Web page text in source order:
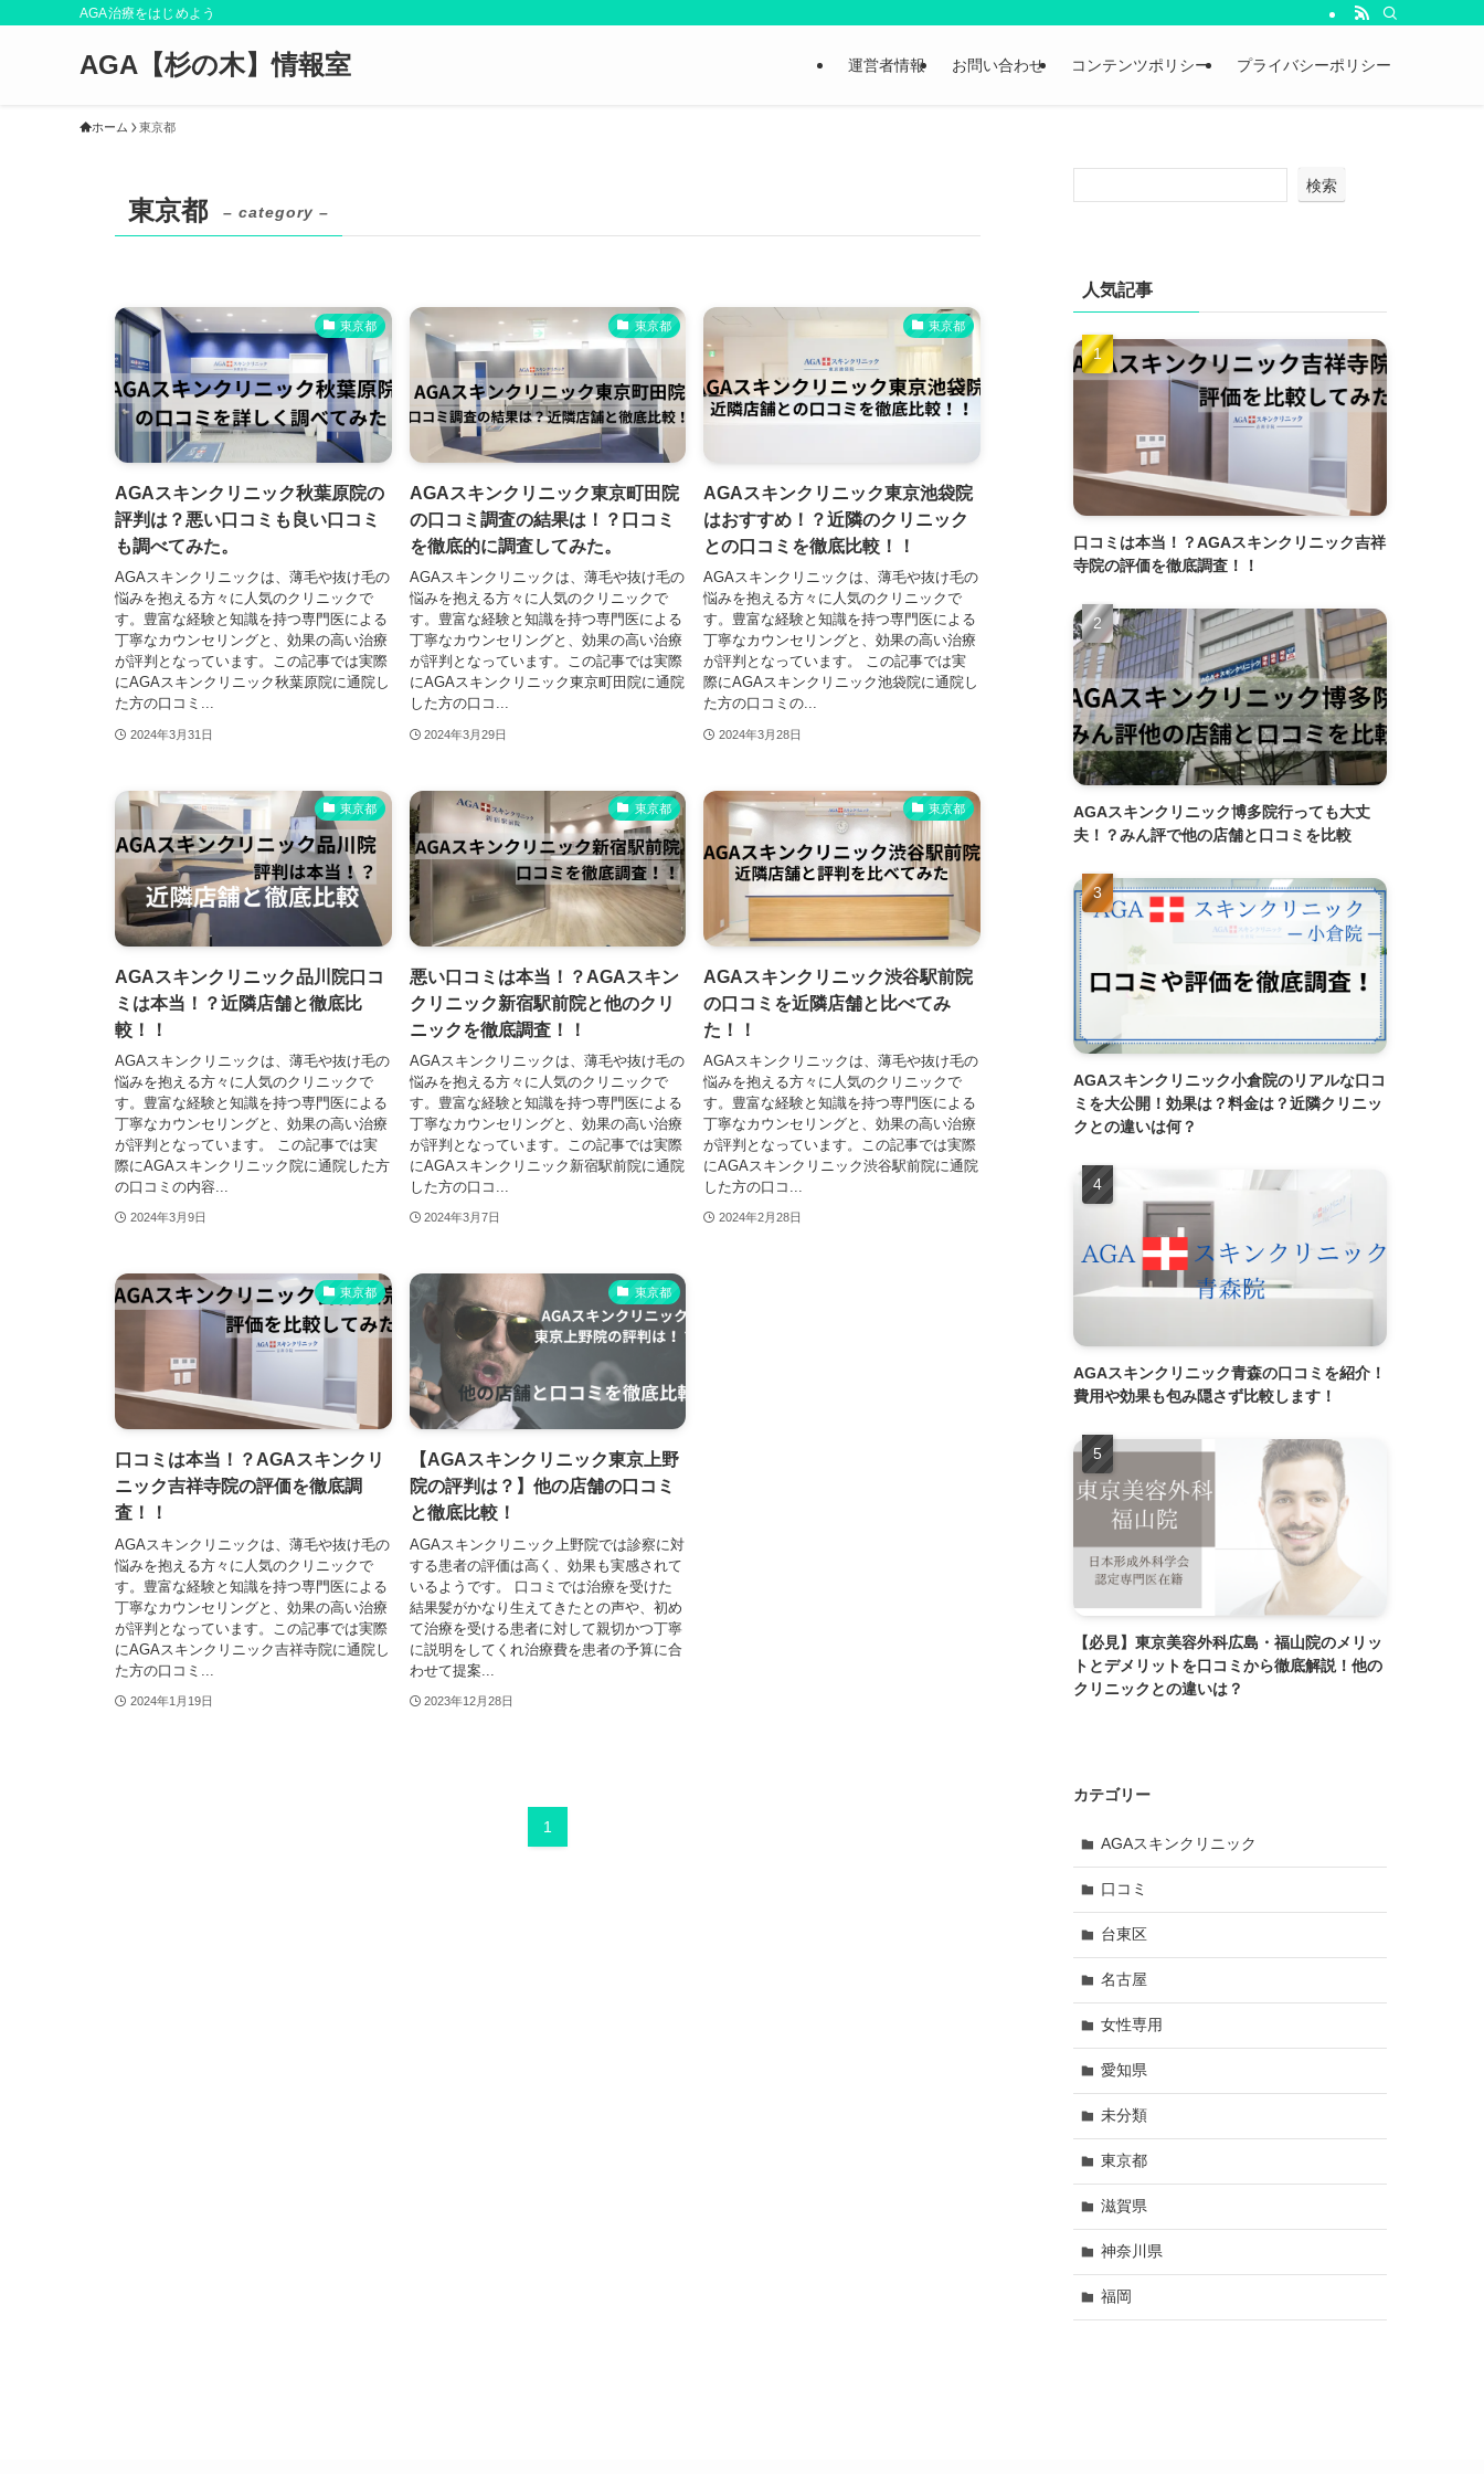
AGA治療をはじめよう
AGA【杉の木】情報室 運営者情報 お問い合わせ コンテンツポリシー プライバシーポリシー
ホーム 東京都
東京都 – category –
東京都
AGAスキンクリニック秋葉原院の
評判は？悪い口コミも良い口コミ
も調べてみた。
AGAスキンクリニックは、薄毛や抜け毛の
悩みを抱える方々に人気のクリニックで
す。豊富な経験と知識を持つ専門医による
丁寧なカウンセリングと、効果の高い治療
が評判となっています。この記事では実際
にAGAスキンクリニック秋葉原院に通院し
た方の口コミ...
2024年3月31日
東京都
AGAスキンクリニック東京町田院
の口コミ調査の結果は！？口コミ
を徹底的に調査してみた。
AGAスキンクリニックは、薄毛や抜け毛の
悩みを抱える方々に人気のクリニックで
す。豊富な経験と知識を持つ専門医による
丁寧なカウンセリングと、効果の高い治療
が評判となっています。この記事では実際
にAGAスキンクリニック東京町田院に通院
した方の口コ...
2024年3月29日
東京都
AGAスキンクリニック東京池袋院
はおすすめ！？近隣のクリニック
との口コミを徹底比較！！
AGAスキンクリニックは、薄毛や抜け毛の
悩みを抱える方々に人気のクリニックで
す。豊富な経験と知識を持つ専門医による
丁寧なカウンセリングと、効果の高い治療
が評判となっています。 この記事では実
際にAGAスキンクリニック池袋院に通院し
た方の口コミの...
2024年3月28日
東京都
AGAスキンクリニック品川院口コ
ミは本当！？近隣店舗と徹底比
較！！
AGAスキンクリニックは、薄毛や抜け毛の
悩みを抱える方々に人気のクリニックで
す。豊富な経験と知識を持つ専門医による
丁寧なカウンセリングと、効果の高い治療
が評判となっています。 この記事では実
際にAGAスキンクリニック院に通院した方
の口コミの内容...
2024年3月9日
東京都
悪い口コミは本当！？AGAスキン
クリニック新宿駅前院と他のクリ
ニックを徹底調査！！
AGAスキンクリニックは、薄毛や抜け毛の
悩みを抱える方々に人気のクリニックで
す。豊富な経験と知識を持つ専門医による
丁寧なカウンセリングと、効果の高い治療
が評判となっています。この記事では実際
にAGAスキンクリニック新宿駅前院に通院
した方の口コ...
2024年3月7日
東京都
AGAスキンクリニック渋谷駅前院
の口コミを近隣店舗と比べてみ
た！！
AGAスキンクリニックは、薄毛や抜け毛の
悩みを抱える方々に人気のクリニックで
す。豊富な経験と知識を持つ専門医による
丁寧なカウンセリングと、効果の高い治療
が評判となっています。この記事では実際
にAGAスキンクリニック渋谷駅前院に通院
した方の口コ...
2024年2月28日
東京都
口コミは本当！？AGAスキンクリ
ニック吉祥寺院の評価を徹底調
査！！
AGAスキンクリニックは、薄毛や抜け毛の
悩みを抱える方々に人気のクリニックで
す。豊富な経験と知識を持つ専門医による
丁寧なカウンセリングと、効果の高い治療
が評判となっています。この記事では実際
にAGAスキンクリニック吉祥寺院に通院し
た方の口コミ...
2024年1月19日
東京都
【AGAスキンクリニック東京上野
院の評判は？】他の店舗の口コミ
と徹底比較！
AGAスキンクリニック上野院では診察に対
する患者の評価は高く、効果も実感されて
いるようです。 口コミでは治療を受けた
結果髪がかなり生えてきたとの声や、初め
て治療を受ける患者に対して親切かつ丁寧
に説明をしてくれ治療費を患者の予算に合
わせて提案...
2023年12月28日
1
検索
人気記事
口コミは本当！？AGAスキンクリニック吉祥
寺院の評価を徹底調査！！
AGAスキンクリニック博多院行っても大丈
夫！？みん評で他の店舗と口コミを比較
AGAスキンクリニック小倉院のリアルな口コ
ミを大公開！効果は？料金は？近隣クリニッ
クとの違いは何？
AGAスキンクリニック青森の口コミを紹介！
費用や効果も包み隠さず比較します！
【必見】東京美容外科広島・福山院のメリッ
トとデメリットを口コミから徹底解説！他の
クリニックとの違いは？
カテゴリー
AGAスキンクリニック
口コミ
台東区
名古屋
女性専用
愛知県
未分類
東京都
滋賀県
神奈川県
福岡